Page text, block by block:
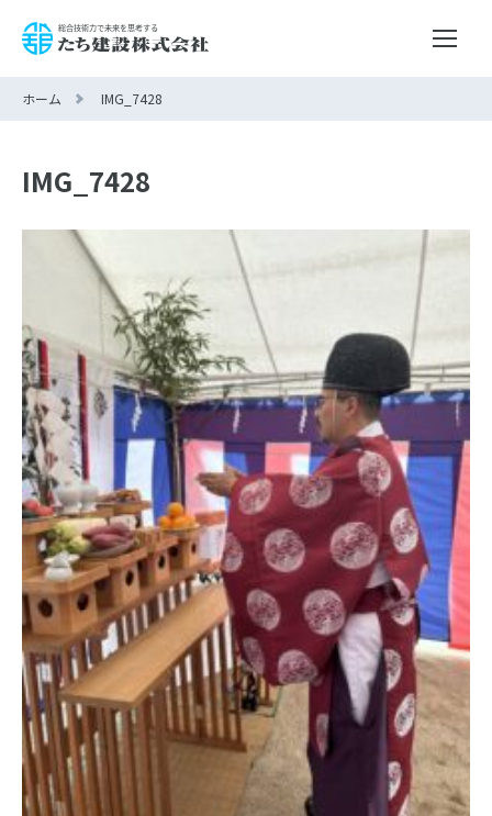
ホーム IMG_7428
IMG_7428